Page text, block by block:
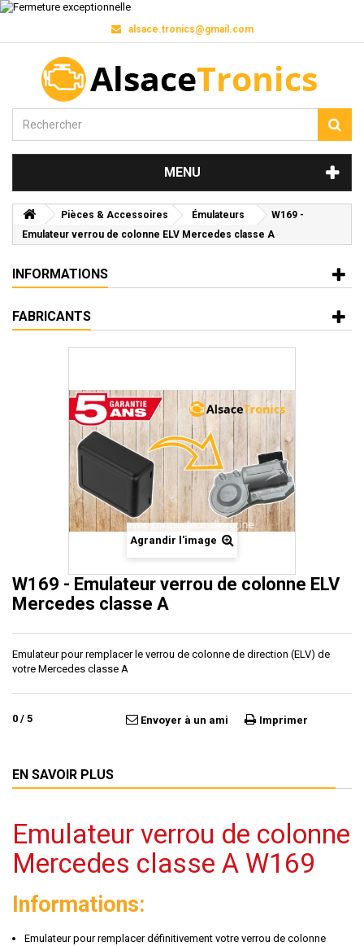
alsace.tronics@gmail.com
MENU
Pièces & Accessoires Émulateurs
W169 -
Emulateur verrou de colonne ELV Mercedes classe A
INFORMATIONS
FABRICANTS
Agrandir l'image
W169 - Emulateur verrou de colonne ELV
Mercedes classe A
Emulateur pour remplacer le verrou de colonne de direction (ELV) de
votre Mercedes classe A
0 / 5 Envoyer à un ami Imprimer
EN SAVOIR PLUS
Emulateur verrou de colonne
Mercedes classe A W169
Informations:
Emulateur pour remplacer définitivement votre verrou de colonne